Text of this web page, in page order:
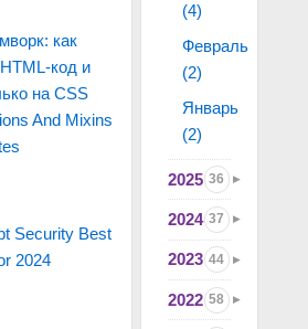
как
код и
на CSS
And Mixins
Security Best
2024
(4)
Февраль
(2)
Январь
(2)
2025 36
2024 37
2023 44
2022 58